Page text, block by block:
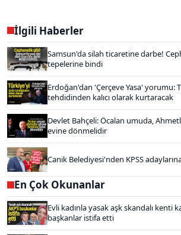
İlgili Haberler
Samsun'da silah ticaretine darbe!
tepelerine bindi
Erdoğan'dan 'Çerçeve Yasa' yorumu:
tehdidinden kalıcı olarak kurtaracak
Devlet Bahçeli: Öcalan umuda,
evine dönmelidir
Canik Belediyesi'nden KPSS
En Çok Okunanlar
Evli kadınla yasak aşk skandalı kenti
başkanlar istifa etti